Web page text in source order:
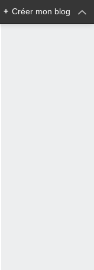
+ Créer mon blog